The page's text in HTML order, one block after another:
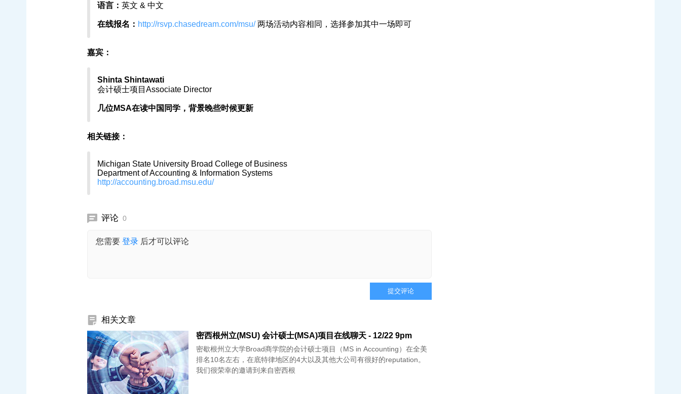
语言： 英文 & 中文
在线报名： http://rsvp.chasedream.com/msu/两场活动内容相同，选择参加其中一场即可
嘉宾：
Shinta Shintawati
会计硕士项目Associate Director
几位MSA在读中国同学，背景晚些时候更新
相关链接：
Michigan State University Broad College of Business
Department of Accounting & Information Systems
http://accounting.broad.msu.edu/
评论 0
您需要 登录 后才可以评论
提交评论
相关文章
密西根州立(MSU) 会计硕士(MSA)项目在线聊天 - 12/22 9pm
密歇根州立大学Broad商学院的会计硕士项目（MS in Accounting）在全美
排名10名左右，在底特律地区的4大以及其他大公司有很好的reputation。
我们很荣幸的邀请到来自密西根